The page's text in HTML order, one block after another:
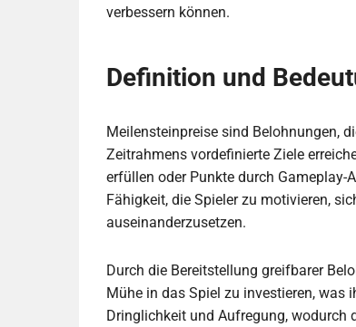
verbessern können.
Definition und
Meilensteinpreise sind Belohnungen,
Zeitrahmens vordefinierte Ziele
erfüllen oder Punkte durch Gameplay-
Fähigkeit, die Spieler zu motivieren,
auseinanderzusetzen.
Durch die Bereitstellung greifbarer
Mühe in das Spiel zu investieren, was
Dringlichkeit und Aufregung, wodurch